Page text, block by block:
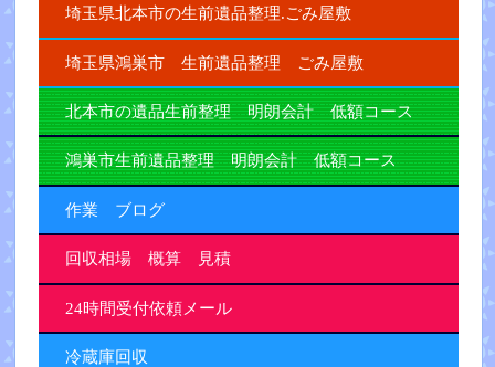
埼玉県北本市の生前遺品整理.ごみ屋敷
埼玉県鴻巣市 生前遺品整理 ごみ屋敷
北本市の遺品生前整理 明朗会計 低額コース
鴻巣市生前遺品整理 明朗会計 低額コース
作業 ブログ
回収相場 概算 見積
24時間受付依頼メール
冷蔵庫回収